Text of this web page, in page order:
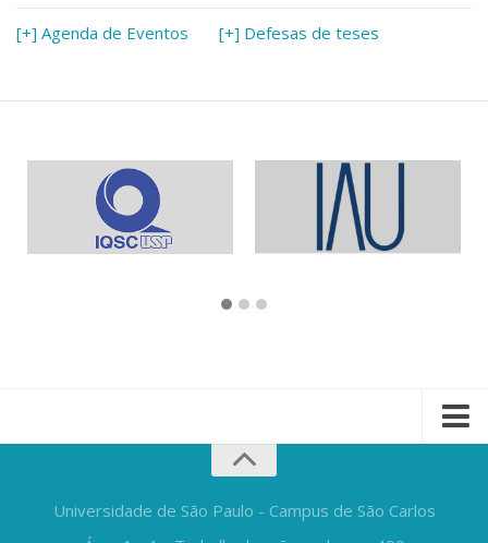
[+] Agenda de Eventos [+] Defesas de teses
Universidade de São Paulo - Campus de São Carlos